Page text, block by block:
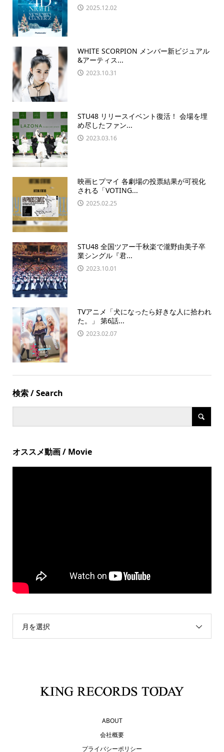
2025.12.02
WHITE SCORPION メンバー新ビジュアル
&アーティス...
2023.10.31
STU48 リリースイベント復活！ 会場を埋
め尽したファン...
2023.03.16
映画ヒプマイ 各劇場の投票結果が可視化
される「VOTING...
2025.02.25
STU48 全国ツアー千秋楽で瀧野由美子卒
業シングル『君...
2023.10.01
TVアニメ「犬になったら好きな人に拾われ
た。」 第6話...
2023.02.07
検索 / Search
オススメ動画 / Movie
月を選択
ABOUT
会社概要
プライバシーポリシー